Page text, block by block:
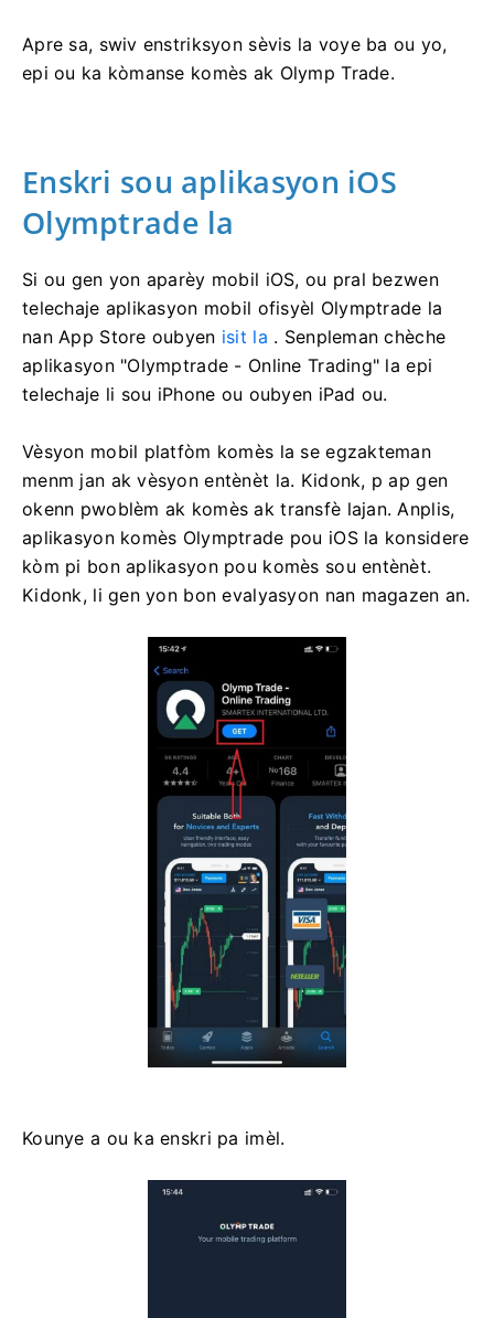
Apre sa, swiv enstriksyon sèvis la voye ba ou yo,
epi ou ka kòmanse komès ak Olymp Trade.
Enskri sou aplikasyon iOS
Olymptrade la
Si ou gen yon aparèy mobil iOS, ou pral bezwen
telechaje aplikasyon mobil ofisyèl Olymptrade la
nan App Store oubyen isit la . Senpleman chèche
aplikasyon "Olymptrade - Online Trading" la epi
telechaje li sou iPhone ou oubyen iPad ou.
Vèsyon mobil platfòm komès la se egzakteman
menm jan ak vèsyon entènèt la. Kidonk, p ap gen
okenn pwoblèm ak komès ak transfè lajan. Anplis,
aplikasyon komès Olymptrade pou iOS la konsidere
kòm pi bon aplikasyon pou komès sou entènèt.
Kidonk, li gen yon bon evalyasyon nan magazen an.
Kounye a ou ka enskri pa imèl.